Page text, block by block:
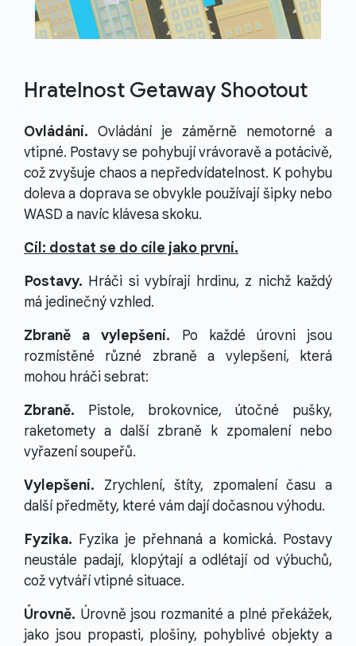
Hratelnost Getaway Shootout
Ovládání. Ovládání je záměrně nemotorné a
vtipné. Postavy se pohybují vrávoravě a potácivě,
což zvyšuje chaos a nepředvídatelnost. K pohybu
doleva a doprava se obvykle používají šipky nebo
WASD a navíc klávesa skoku.
Cíl: dostat se do cíle jako první.
Postavy. Hráči si vybírají hrdinu, z nichž každý
má jedinečný vzhled.
Zbraně a vylepšení. Po každé úrovni jsou
rozmístěné různé zbraně a vylepšení, která
mohou hráči sebrat:
Zbraně. Pistole, brokovnice, útočné pušky,
raketomety a další zbraně k zpomalení nebo
vyřazení soupeřů.
Vylepšení. Zrychlení, štíty, zpomalení času a
další předměty, které vám dají dočasnou výhodu.
Fyzika. Fyzika je přehnaná a komická. Postavy
neustále padají, klopýtají a odlétají od výbuchů,
což vytváří vtipné situace.
Úrovně. Úrovně jsou rozmanité a plné překážek,
jako jsou propasti, plošiny, pohyblivé objekty a